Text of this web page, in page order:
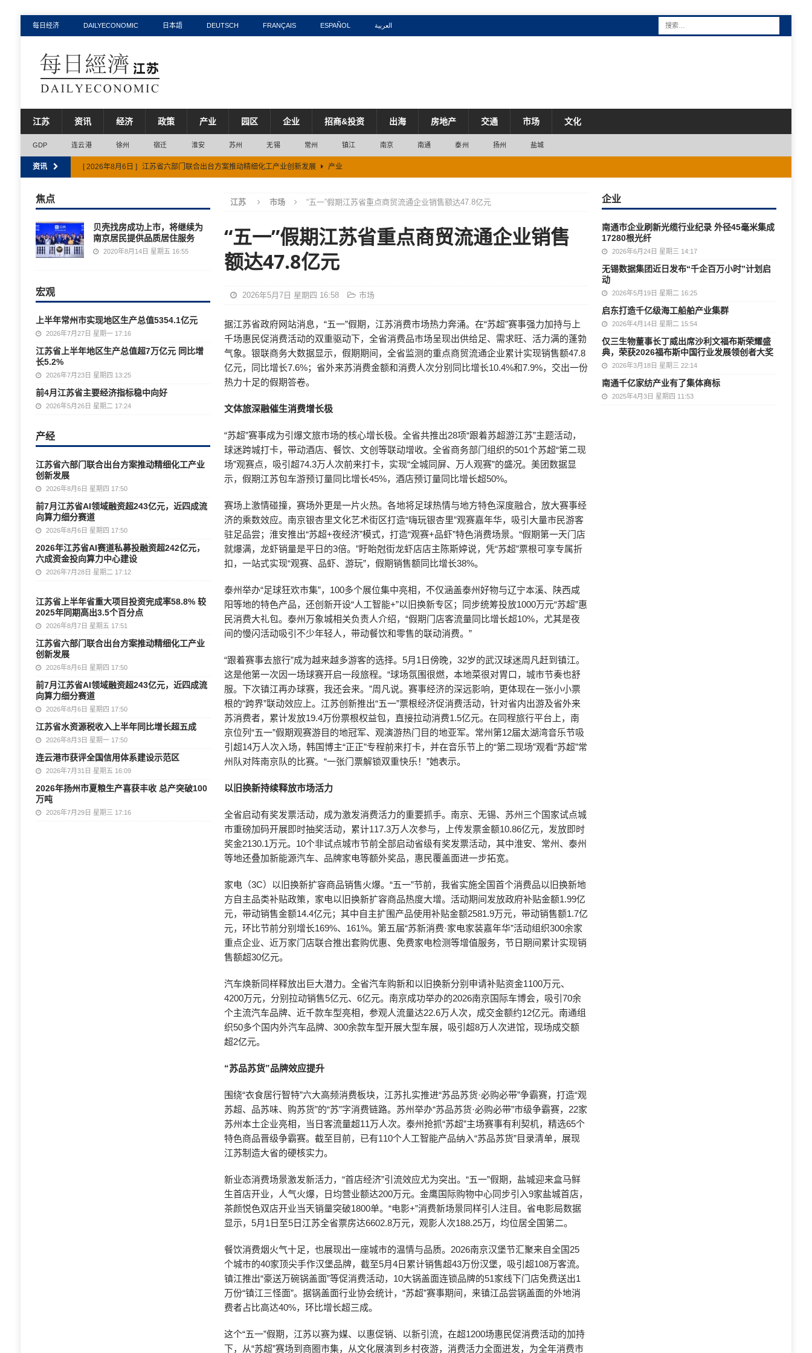
每日经济 DAILYECONOMIC 日本語 DEUTSCH FRANÇAIS ESPAÑOL العربية
江苏 资讯 经济 政策 产业 园区 企业 招商&投资 出海 房地产 交通 市场 文化
GDP 连云港 徐州 宿迁 淮安 苏州 无锡 常州 镇江 南京 南通 泰州 扬州 盐城
资讯 [ 2026年8月6日 ] 江苏省六部门联合出台方案推动精细化工产业创新发展 产业
[ 2026年8月3日 ] 江苏省水资源税收入上半年同比增长超五成
[ 2026年7月31日 ] 连云港市获评全国信用体系建设示范区 市场
[ 2026年8月7日 ] 江苏省上半年省重大项目投资完成率58.8% 较2025年同期高出3.5个百分点
江苏 市场 “五一”假期江苏省重点商贸流通企业销售额达47.8亿元
“五一”假期江苏省重点商贸流通企业销售
额达47.8亿元
2026年5月7日 星期四 16:58 市场
据江苏省政府网站消息，“五一”假期，江苏消费市场热力奔涌。在“苏超”赛事强力加持与上
千场惠民促消费活动的双重驱动下，全省消费品市场呈现出供给足、需求旺、活力满的蓬勃
气象。银联商务大数据显示，假期期间，全省监测的重点商贸流通企业累计实现销售额47.8
亿元，同比增长7.6%；省外来苏消费金额和消费人次分别同比增长10.4%和7.9%，交出一份
热力十足的假期答卷。
文体旅深融催生消费增长极
“苏超”赛事成为引爆文旅市场的核心增长极。全省共推出28项“跟着苏超游江苏”主题活动，
球迷跨城打卡，带动酒店、餐饮、文创等联动增收。全省商务部门组织的501个苏超“第二现
场”观赛点，吸引超74.3万人次前来打卡，实现“全城同屏、万人观赛”的盛况。美团数据显
示，假期江苏包车游预订量同比增长45%，酒店预订量同比增长超50%。
赛场上激情碰撞，赛场外更是一片火热。各地将足球热情与地方特色深度融合，放大赛事经
济的乘数效应。南京银杏里文化艺术街区打造“嗨玩银杏里”观赛嘉年华，吸引大量市民游客
驻足品尝；淮安推出“苏超+夜经济”模式，打造“观赛+品虾”特色消费场景。“假期第一天门店
就爆满，龙虾销量是平日的3倍。”盱眙尅街龙虾店店主陈斯婷说，凭“苏超”票根可享专属折
扣，一站式实现“观赛、品虾、游玩”，假期销售额同比增长38%。
泰州举办“足球狂欢市集”，100多个展位集中亮相，不仅涵盖泰州好物与辽宁本溪、陕西咸
阳等地的特色产品，还创新开设“人工智能+”以旧换新专区；同步统筹投放1000万元“苏超”惠
民消费大礼包。泰州万象城相关负责人介绍，“假期门店客流量同比增长超10%，尤其是夜
间的慢闪活动吸引不少年轻人，带动餐饮和零售的联动消费。”
“跟着赛事去旅行”成为越来越多游客的选择。5月1日傍晚，32岁的武汉球迷周凡赶到镇江。
这是他第一次因一场球赛开启一段旅程。“球场氛围很燃，本地菜很对胃口，城市节奏也舒
服。下次镇江再办球赛，我还会来。”周凡说。赛事经济的深远影响，更体现在一张小小票
根的“跨界”联动效应上。江苏创新推出“五一”票根经济促消费活动，针对省内出游及省外来
苏消费者，累计发放19.4万份票根权益包，直接拉动消费1.5亿元。在同程旅行平台上，南
京位列“五一”假期观赛游目的地冠军、观演游热门目的地亚军。常州第12届太湖湾音乐节吸
引超14万人次入场，韩国博主“正正”专程前来打卡，并在音乐节上的“第二现场”观看“苏超”常
州队对阵南京队的比赛。“一张门票解锁双重快乐！”她表示。
以旧换新持续释放市场活力
全省启动有奖发票活动，成为激发消费活力的重要抓手。南京、无锡、苏州三个国家试点城
市重磅加码开展即时抽奖活动，累计117.3万人次参与，上传发票金额10.86亿元，发放即时
奖金2130.1万元。10个非试点城市节前全部启动省级有奖发票活动，其中淮安、常州、泰州
等地还叠加新能源汽车、品牌家电等额外奖品，惠民覆盖面进一步拓宽。
家电（3C）以旧换新扩容商品销售火爆。“五一”节前，我省实施全国首个消费品以旧换新地
方自主品类补贴政策，家电以旧换新扩容商品热度大增。活动期间发放政府补贴金额1.99亿
元，带动销售金额14.4亿元；其中自主扩围产品使用补贴金额2581.9万元，带动销售额1.7亿
元，环比节前分别增长169%、161%。第五届“苏新消费·家电家装嘉年华”活动组织300余家
重点企业、近万家门店联合推出套购优惠、免费家电检测等增值服务，节日期间累计实现销
售额超30亿元。
汽车焕新同样释放出巨大潜力。全省汽车购新和以旧换新分别申请补贴资金1100万元、
4200万元，分别拉动销售5亿元、6亿元。南京成功举办的2026南京国际车博会，吸引70余
个主流汽车品牌、近千款车型亮相，参观人流量达22.6万人次，成交金额约12亿元。南通组
织50多个国内外汽车品牌、300余款车型开展大型车展，吸引超8万人次进馆，现场成交额
超2亿元。
“苏品苏货”品牌效应提升
围绕“衣食居行智特”六大高频消费板块，江苏扎实推进“苏品苏货·必购必带”争霸赛，打造“观
苏超、品苏味、购苏货”的“苏”字消费链路。苏州举办“苏品苏货·必购必带”市级争霸赛，22家
苏州本土企业亮相，当日客流量超11万人次。泰州抢抓“苏超”主场赛事有利契机，精选65个
特色商品晋级争霸赛。截至目前，已有110个人工智能产品纳入“苏品苏货”目录清单，展现
江苏制造大省的硬核实力。
新业态消费场景激发新活力，“首店经济”引流效应尤为突出。“五一”假期，盐城迎来盒马鲜
生首店开业，人气火爆，日均营业额达200万元。金鹰国际购物中心同步引入9家盐城首店，
茶颜悦色双店开业当天销量突破1800单。“电影+”消费新场景同样引人注目。省电影局数据
显示，5月1日至5日江苏全省票房达6602.8万元，观影人次188.25万，均位居全国第二。
餐饮消费烟火气十足，也展现出一座城市的温情与品质。2026南京汉堡节汇聚来自全国25
个城市的40家顶尖手作汉堡品牌，截至5月4日累计销售超43万份汉堡，吸引超108万客流。
镇江推出“豪送万碗锅盖面”等促消费活动，10大锅盖面连锁品牌的51家线下门店免费送出1
万份“镇江三怪面”。据锅盖面行业协会统计，“苏超”赛事期间，来镇江品尝锅盖面的外地消
费者占比高达40%，环比增长超三成。
这个“五一”假期，江苏以赛为媒、以惠促销、以新引流，在超1200场惠民促消费活动的加持
下，从“苏超”赛场到商圈市集，从文化展演到乡村夜游，消费活力全面迸发，为全年消费市
焦点
贝壳找房成功上市，将继续为
南京居民提供品质居住服务
2020年8月14日 星期五 16:55
宏观
上半年常州市实现地区生产总值5354.1亿元
2026年7月27日 星期一 17:16
江苏省上半年地区生产总值超7万亿元 同比增
长5.2%
2026年7月23日 星期四 13:25
前4月江苏省主要经济指标稳中向好
2026年5月26日 星期二 17:24
产经
江苏省六部门联合出台方案推动精细化工产业
创新发展
2026年8月6日 星期四 17:50
前7月江苏省AI领域融资超243亿元，近四成流
向算力细分赛道
2026年8月6日 星期四 17:50
2026年江苏省AI赛道私募投融资超242亿元，
六成资金投向算力中心建设
2026年7月28日 星期二 17:12
江苏省上半年省重大项目投资完成率58.8% 较
2025年同期高出3.5个百分点
2026年8月7日 星期五 17:51
江苏省六部门联合出台方案推动精细化工产业
创新发展
2026年8月6日 星期四 17:50
前7月江苏省AI领域融资超243亿元，近四成流
向算力细分赛道
2026年8月6日 星期四 17:50
江苏省水资源税收入上半年同比增长超五成
2026年8月3日 星期一 17:50
连云港市获评全国信用体系建设示范区
2026年7月31日 星期五 16:09
2026年扬州市夏粮生产喜获丰收 总产突破100
万吨
2026年7月29日 星期三 17:16
企业
南通市企业刷新光缆行业纪录 外径45毫米集成
17280根光纤
2026年6月24日 星期三 14:17
无锡数据集团近日发布“千企百万小时”计划启
动
2026年5月19日 星期二 16:25
启东打造千亿级海工船舶产业集群
2026年4月14日 星期二 15:54
仅三生物董事长丁威出席沙利文福布斯荣耀盛
典，荣获2026福布斯中国行业发展领创者大奖
2026年3月18日 星期三 22:14
南通千亿家纺产业有了集体商标
2025年4月3日 星期四 11:53